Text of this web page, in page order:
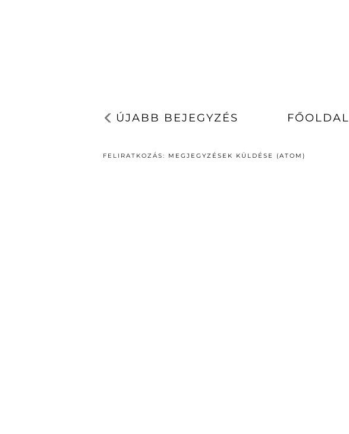
ÚJABB BEJEGYZÉS FŐOLDAL
FELIRATKOZÁS: MEGJEGYZÉSEK KÜLDÉSE (ATOM)